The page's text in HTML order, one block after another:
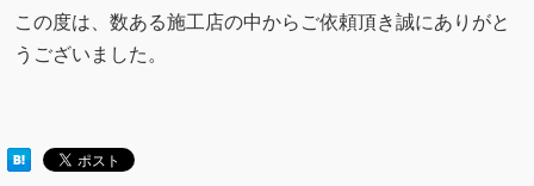
この度は、数ある施工店の中からご依頼頂き誠にありがと
うございました。